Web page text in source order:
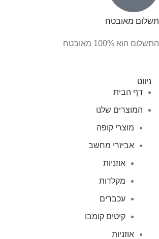
תשלום מאובטח
התשלום הוא 100% מאובטח
ניווט
דף הבית
המוצרים שלנו
מוצרי קופה
אביזרי מחשב
אוזניות
מקלדות
עכברים
קיטים קומבו
אוזניות